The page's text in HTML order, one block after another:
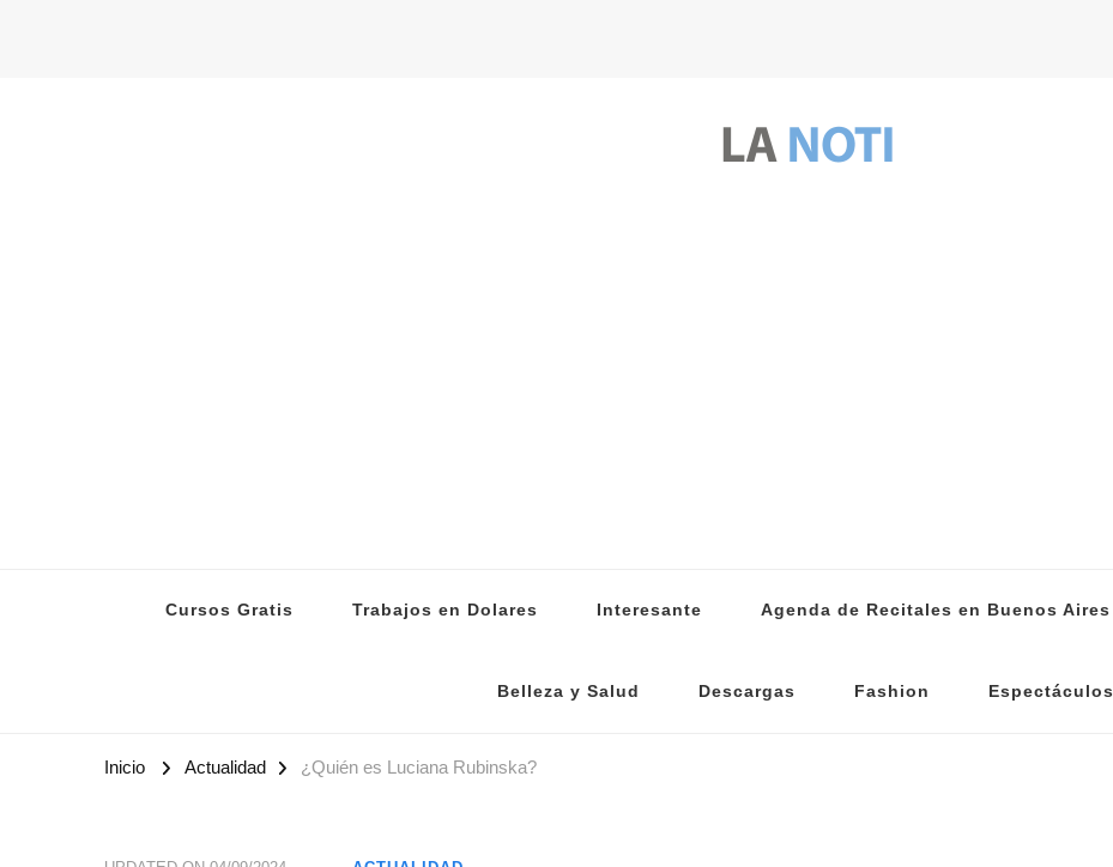
Cursos Gratis Trabajos en Dolares Interesante Agenda de Recitales en Buenos Aires
Belleza y Salud Descargas Fashion Espectáculos
Inicio Actualidad ¿Quién es Luciana Rubinska?